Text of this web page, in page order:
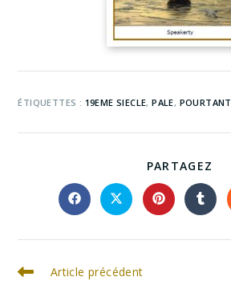
ÉTIQUETTES : 19EME SIECLE, PALE, POURTANT
PARTAGEZ
Article précédent